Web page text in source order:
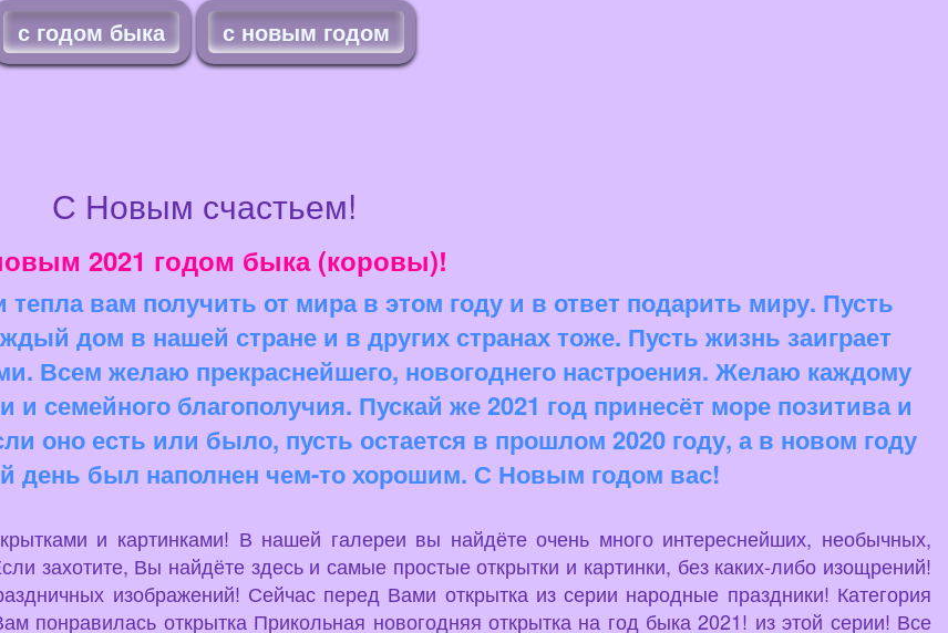
с годом быка с новым годом
С Новым счастьем!
2021 годом быка (коровы)!
вам получить от мира в этом году и в ответ подарить миру. Пусть
дом в нашей стране и в других странах тоже. Пусть жизнь заиграет
Всем желаю прекраснейшего, новогоднего настроения. Желаю каждому
семейного благополучия. Пускай же 2021 год принесёт море позитива и
оно есть или было, пусть остается в прошлом 2020 году, а в новом году
был наполнен чем-то хорошим. С Новым годом вас!
и картинками! В нашей галереи вы найдёте очень много интереснейших, необычных,
захотите, Вы найдёте здесь и самые простые открытки и картинки, без каких-либо изощрений!
изображений! Сейчас перед Вами открытка из серии народные праздники! Категория
понравилась открытка Прикольная новогодняя открытка на год быка 2021! из этой серии! Все